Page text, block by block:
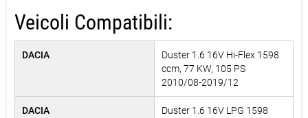
Veicoli Compatibili:
DACIA
Duster 1.6 16V Hi-Flex 1598
ccm, 77 KW, 105 PS
2010/08-2019/12
DACIA
Duster 1.6 16V LPG 1598